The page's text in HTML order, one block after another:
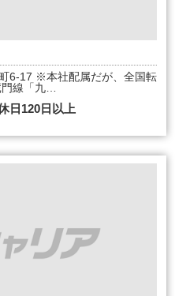
6-17 ※本社配属だが、全国転
線「九…
日120日以上